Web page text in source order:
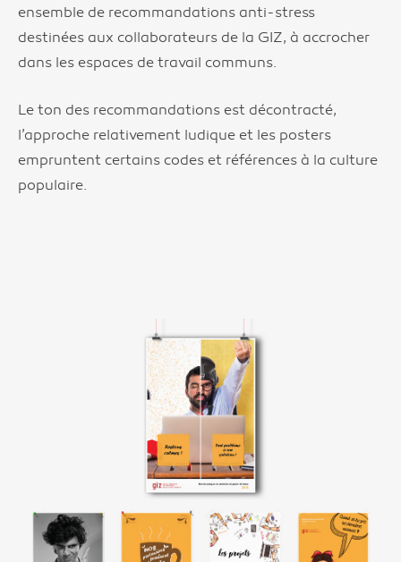
ensemble de recommandations anti-stress
destinées aux collaborateurs de la GIZ, à accrocher
dans les espaces de travail communs.
Le ton des recommandations est décontracté,
l’approche relativement ludique et les posters
empruntent certains codes et références à la culture
populaire.